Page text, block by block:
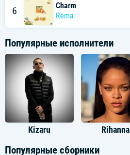
6
Charm
Rema
Популярные исполнители
Kizaru Rihanna
Популярные сборники